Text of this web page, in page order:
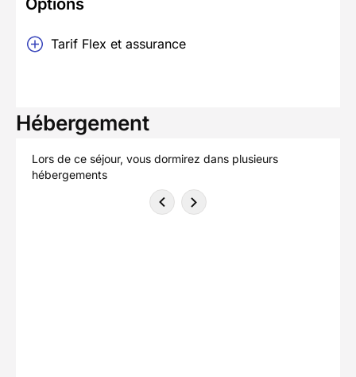
Tarif Flex et assurance
Hébergement
Lors de ce séjour, vous dormirez dans plusieurs
hébergements